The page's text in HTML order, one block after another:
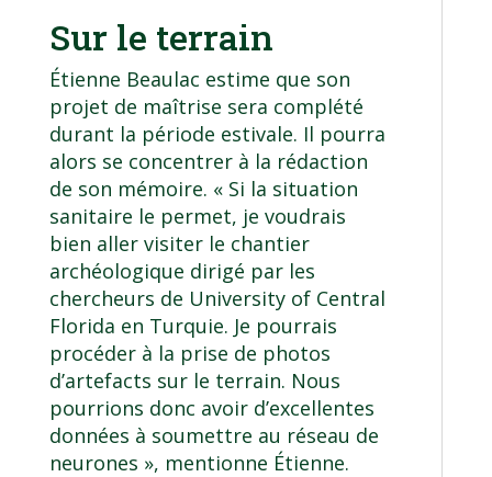
Sur le terrain
Étienne Beaulac estime que son
projet de maîtrise sera complété
durant la période estivale. Il pourra
alors se concentrer à la rédaction
de son mémoire. « Si la situation
sanitaire le permet, je voudrais
bien aller visiter le chantier
archéologique dirigé par les
chercheurs de University of Central
Florida en Turquie. Je pourrais
procéder à la prise de photos
d’artefacts sur le terrain. Nous
pourrions donc avoir d’excellentes
données à soumettre au réseau de
neurones », mentionne Étienne.